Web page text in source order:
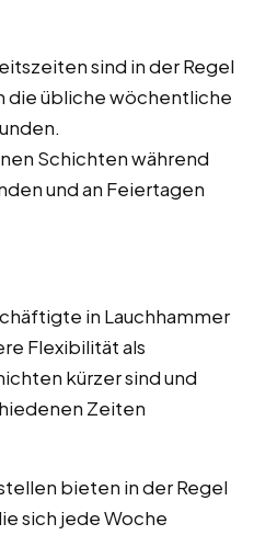
sind in der Regel
die übliche wöchentliche
Schichten während
und an Feiertagen
in Lauchhammer
Flexibilität als
kürzer sind und
Zeiten
bieten in der Regel
sich jede Woche